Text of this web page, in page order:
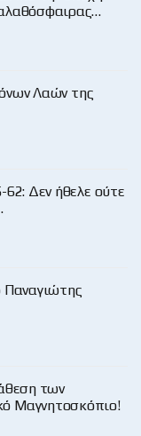
Λαών της
Δεν ήθελε ούτε
Παναγιώτης
των
Μαγνητοσκόπιο!